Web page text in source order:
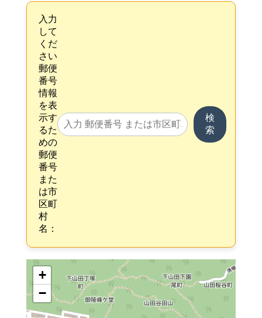
入力
して
くだ
さい
郵便
番号
情報
を表
示す
るた
めの
郵便
番号
また
は市
区町
村
名：
検
索
+
−